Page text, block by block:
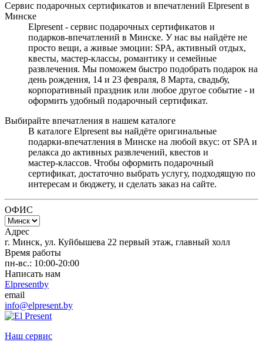
Сервис подарочных сертификатов и впечатлений Elpresent в
Минске
Elpresent - сервис подарочных сертификатов и
подарков‑впечатлений в Минске. У нас вы найдёте не
просто вещи, а живые эмоции: SPA, активный отдых,
квесты, мастер‑классы, романтику и семейные
развлечения. Мы поможем быстро подобрать подарок на
день рождения, 14 и 23 февраля, 8 Марта, свадьбу,
корпоративный праздник или любое другое событие - и
оформить удобный подарочный сертификат.
Выбирайте впечатления в нашем каталоге
В каталоге Elpresent вы найдёте оригинальные
подарки‑впечатления в Минске на любой вкус: от SPA и
релакса до активных развлечений, квестов и
мастер‑классов. Чтобы оформить подарочный
сертификат, достаточно выбрать услугу, подходящую по
интересам и бюджету, и сделать заказ на сайте.
ОФИС
Адрес
г. Минск, ул. Куйбышева 22 первый этаж, главный холл
Время работы
пн-вс.: 10:00-20:00
Написать нам
Elpresentby
email
info@elpresent.by
Наш сервис